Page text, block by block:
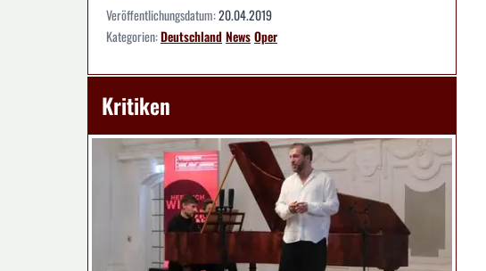
Veröffentlichungsdatum:20.04.2019
Kategorien:DeutschlandNewsOper
Kritiken